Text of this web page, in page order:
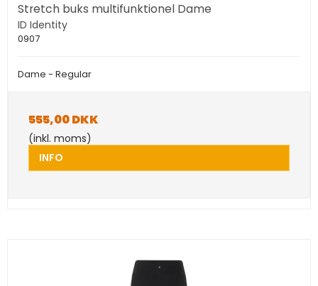
Stretch buks multifunktionel Dame
ID Identity
0907
Dame - Regular
555,00 DKK
(inkl. moms)
INFO